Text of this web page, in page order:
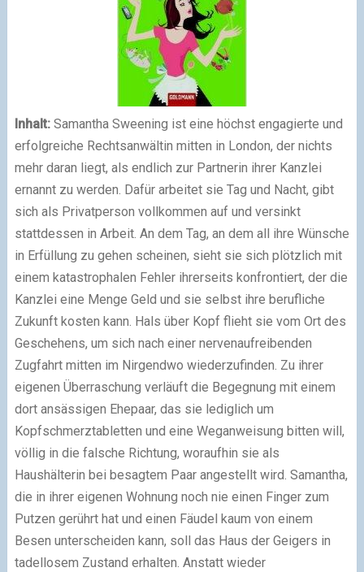
Inhalt: Samantha Sweening ist eine höchst engagierte und
erfolgreiche Rechtsanwältin mitten in London, der nichts
mehr daran liegt, als endlich zur Partnerin ihrer Kanzlei
ernannt zu werden. Dafür arbeitet sie Tag und Nacht, gibt
sich als Privatperson vollkommen auf und versinkt
stattdessen in Arbeit. An dem Tag, an dem all ihre Wünsche
in Erfüllung zu gehen scheinen, sieht sie sich plötzlich mit
einem katastrophalen Fehler ihrerseits konfrontiert, der die
Kanzlei eine Menge Geld und sie selbst ihre berufliche
Zukunft kosten kann. Hals über Kopf flieht sie vom Ort des
Geschehens, um sich nach einer nervenaufreibenden
Zugfahrt mitten im Nirgendwo wiederzufinden. Zu ihrer
eigenen Überraschung verläuft die Begegnung mit einem
dort ansässigen Ehepaar, das sie lediglich um
Kopfschmerztabletten und eine Weganweisung bitten will,
völlig in die falsche Richtung, woraufhin sie als
Haushälterin bei besagtem Paar angestellt wird. Samantha,
die in ihrer eigenen Wohnung noch nie einen Finger zum
Putzen gerührt hat und einen Fäudel kaum von einem
Besen unterscheiden kann, soll das Haus der Geigers in
tadellosem Zustand erhalten. Anstatt wieder